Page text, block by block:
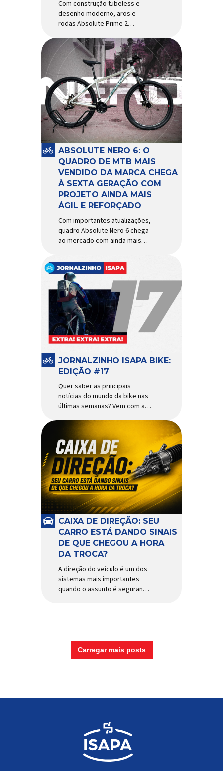
Com construção tubeless e
desenho moderno, aros e
rodas Absolute Prime 2
diversas melhorias No
mercado brasileiro há alguns
anos, os aros e as rodas
Absolute Prime chegaram
como uma opção para pilotos
de cross country e trail em
busca de alto desempenho e
preço realmente competitivo.
Para isso, a marca […]
ABSOLUTE NERO 6: O
QUADRO DE MTB MAIS
VENDIDO DA MARCA CHEGA
À SEXTA GERAÇÃO COM
PROJETO AINDA MAIS
ÁGIL E REFORÇADO
Com importantes atualizações,
quadro Absolute Nero 6 chega
ao mercado com ainda mais
uso urbano e MTB recreacional
Um dos quadros de maior
sucesso do mercado de
bicicletas brasileiro chega em
nova versão: o
Absolute Nero 6, sexta geração
do quadro mais vendido da
marca nacional. Extremamente
popular para quem busca uma
JORNALZINHO ISAPA BIKE:
EDIÇÃO #17
Quer saber as principais
notícias do mundo da bike nas
últimas semanas? Vem com a
chegou! Clique aqui e leia
agora mesmo!
CAIXA DE DIREÇÃO: SEU
CARRO ESTÁ DANDO SINAIS
DE QUE CHEGOU A HORA
DA TROCA?
A direção do veículo é um dos
sistemas mais importantes
quando o assunto é segurança,
movimentos do volante,
garantindo estabilidade e
controle em diferentes
esforços mecânicos, […]
Carregar mais posts